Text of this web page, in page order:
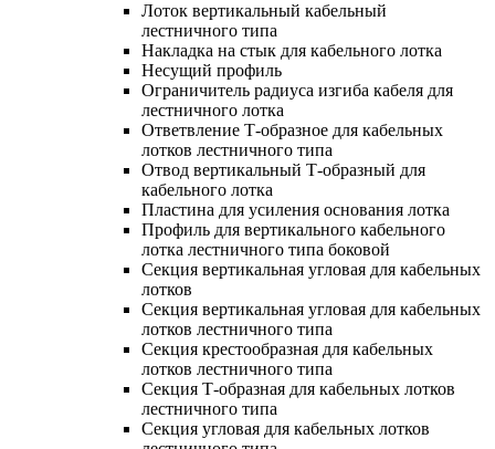
Лоток вертикальный кабельный
лестничного типа
Накладка на стык для кабельного лотка
Несущий профиль
Ограничитель радиуса изгиба кабеля для
лестничного лотка
Ответвление Т-образное для кабельных
лотков лестничного типа
Отвод вертикальный Т-образный для
кабельного лотка
Пластина для усиления основания лотка
Профиль для вертикального кабельного
лотка лестничного типа боковой
Секция вертикальная угловая для кабельных
лотков
Секция вертикальная угловая для кабельных
лотков лестничного типа
Секция крестообразная для кабельных
лотков лестничного типа
Секция Т-образная для кабельных лотков
лестничного типа
Секция угловая для кабельных лотков